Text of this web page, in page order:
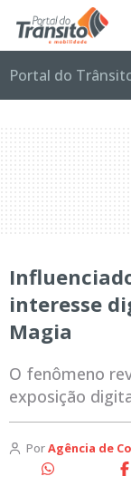
Portal do
interesse
Magia
O fenômeno
exposição
PorAgência de